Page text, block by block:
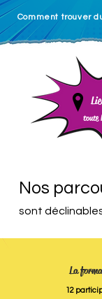
Comment trouver
toute
Nos
sont
La
12